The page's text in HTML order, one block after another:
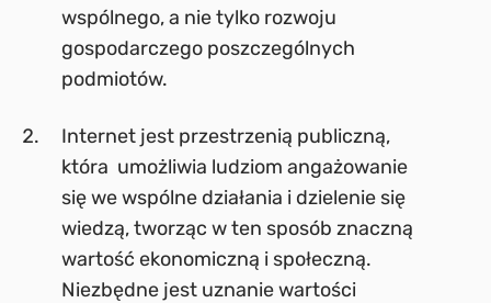
wspólnego, a nie tylko rozwoju
gospodarczego poszczególnych
podmiotów.
Internet jest przestrzenią publiczną,
która umożliwia ludziom angażowanie
się we wspólne działania i dzielenie się
wiedzą, tworząc w ten sposób znaczną
wartość ekonomiczną i społeczną.
Niezbędne jest uznanie wartości